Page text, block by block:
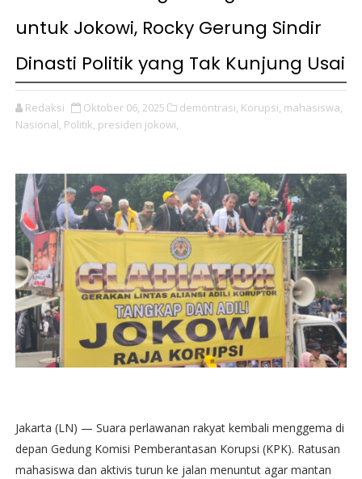
untuk Jokowi, Rocky Gerung Sindir
Dinasti Politik yang Tak Kunjung Usai
Redaksi Oktober 06, 2025 demontrasi, Korupsi, mahasiswa,
Nasional, Politik, presiden jokowi,
Jakarta (LN) — Suara perlawanan rakyat kembali menggema di
depan Gedung Komisi Pemberantasan Korupsi (KPK). Ratusan
mahasiswa dan aktivis turun ke jalan menuntut agar mantan